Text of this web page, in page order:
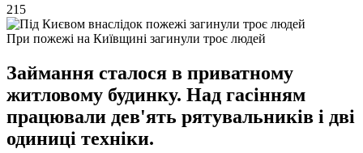
215
При пожежі на Київщині загинули троє людей
Займання сталося в приватному
житловому будинку. Над гасінням
працювали дев'ять рятувальників і дві
одиниці техніки.